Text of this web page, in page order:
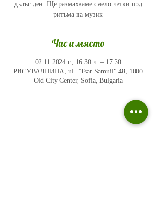
дълъг ден. Ще размахваме смело четки под
ритъма на музик
Час и място
02.11.2024 г., 16:30 ч. – 17:30
РИСУВАЛНИЦА, ul. "Tsar Samuil" 48, 1000
Old City Center, Sofia, Bulgaria